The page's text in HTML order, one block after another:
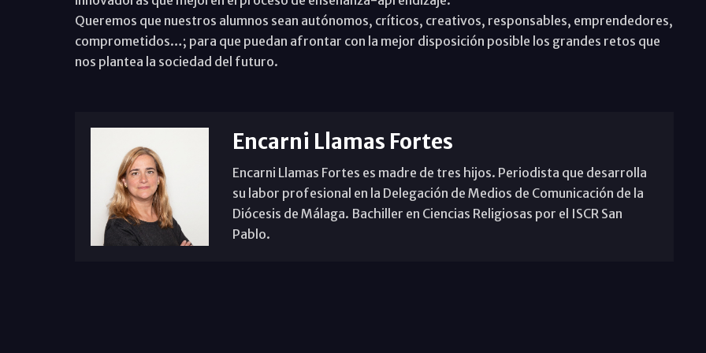
Queremos que nuestros alumnos sean autónomos, críticos, creativos, responsables, emprendedores,
comprometidos…; para que puedan afrontar con la mejor disposición posible los grandes retos que
nos plantea la sociedad del futuro.
Encarni Llamas Fortes
Encarni Llamas Fortes es madre de tres hijos. Periodista que desarrolla
su labor profesional en la Delegación de Medios de Comunicación de la
Diócesis de Málaga. Bachiller en Ciencias Religiosas por el ISCR San
Pablo.